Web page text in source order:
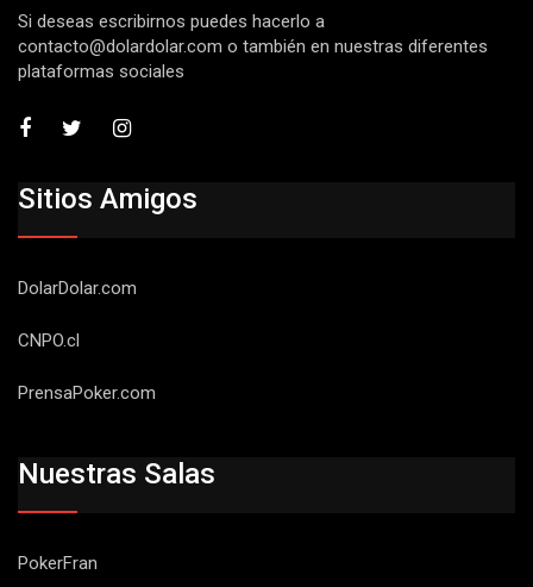
Si deseas escribirnos puedes hacerlo a
contacto@dolardolar.com o también en nuestras diferentes
plataformas sociales
Sitios Amigos
DolarDolar.com
CNPO.cl
PrensaPoker.com
Nuestras Salas
PokerFran